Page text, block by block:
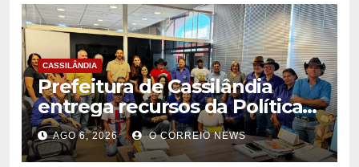
CASSILÂNDIA
Prefeitura de Cassilândia
entrega recursos da Política
Nacional Aldir Blanc a
agentes culturais
AGO 6, 2026 O CORREIO NEWS